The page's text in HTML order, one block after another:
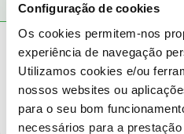
Configuração de cookies
Os cookies permitem-nos
experiência de navegação
Utilizamos cookies e/ou
nossos websites ou
para o seu bom
necessários para a prestação
Alguma novidade deste caso?
OLED?